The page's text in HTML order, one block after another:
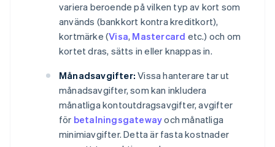
variera beroende på vilken typ av kort som
används (bankkort kontra kreditkort),
kortmärke (Visa, Mastercard etc.) och om
kortet dras, sätts in eller knappas in.
Månadsavgifter: Vissa hanterare tar ut
månadsavgifter, som kan inkludera
månatliga kontoutdragsavgifter, avgifter
för betalningsgatewayoch månatliga
minimiavgifter. Detta är fasta kostnader